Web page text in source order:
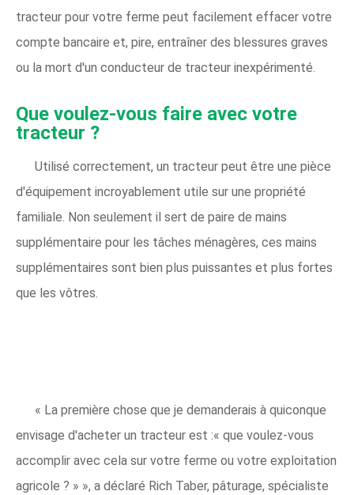
tracteur pour votre ferme peut facilement effacer votre
compte bancaire et, pire, entraîner des blessures graves
ou la mort d'un conducteur de tracteur inexpérimenté.
Que voulez-vous faire avec votre
tracteur ?
Utilisé correctement, un tracteur peut être une pièce
d'équipement incroyablement utile sur une propriété
familiale. Non seulement il sert de paire de mains
supplémentaire pour les tâches ménagères, ces mains
supplémentaires sont bien plus puissantes et plus fortes
que les vôtres.
« La première chose que je demanderais à quiconque
envisage d'acheter un tracteur est :« que voulez-vous
accomplir avec cela sur votre ferme ou votre exploitation
agricole ? » », a déclaré Rich Taber, pâturage, spécialiste